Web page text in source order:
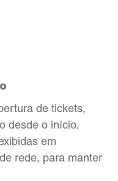
de tickets,
desde o início.
em
rede, para manter